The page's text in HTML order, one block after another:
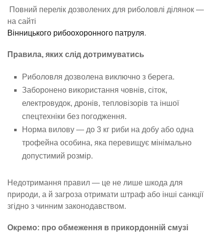
Повний перелік дозволених для риболовлі ділянок —
на сайті
Вінницького рибоохоронного патруля.
Правила, яких слід дотримуватись
Риболовля дозволена виключно з берега.
Заборонено використання човнів, сіток,
електровудок, дронів, тепловізорів та іншої
спецтехніки без погодження.
Норма вилову — до 3 кг риби на добу або одна
трофейна особина, яка перевищує мінімально
допустимий розмір.
Недотримання правил — це не лише шкода для
природи, а й загроза отримати штраф або інші санкції
згідно з чинним законодавством.
Окремо: про обмеження в прикордонній смузі